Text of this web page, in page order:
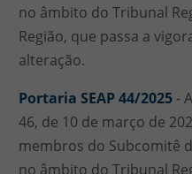
no âmbito do Tribunal
Região, que passa a
alteração.
Portaria SEAP 44/2025 -
46, de 10 de março de
membros do Subcomitê
no âmbito do Tribunal